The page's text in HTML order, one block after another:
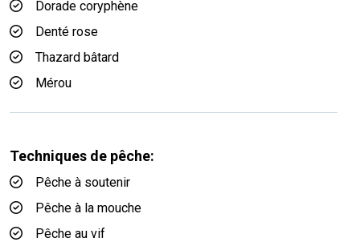
Dorade coryphène
Denté rose
Thazard bâtard
Mérou
Techniques de pêche:
Pêche à soutenir
Pêche à la mouche
Pêche au vif